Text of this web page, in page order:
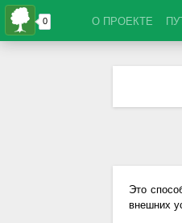
О ПРОЕКТЕ
Это
внешних